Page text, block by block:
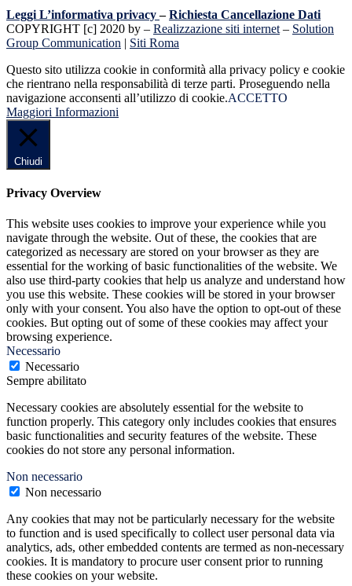
Leggi L’informativa privacy –Richiesta Cancellazione Dati
COPYRIGHT [c] 2020 by – Realizzazione siti internet – Solution
Group Communication | Siti Roma
Questo sito utilizza cookie in conformità alla privacy policy e cookie
che rientrano nella responsabilità di terze parti. Proseguendo nella
navigazione acconsenti all’utilizzo di cookie.ACCETTO
Maggiori Informazioni
Chiudi
Privacy Overview
This website uses cookies to improve your experience while you
navigate through the website. Out of these, the cookies that are
categorized as necessary are stored on your browser as they are
essential for the working of basic functionalities of the website. We
also use third-party cookies that help us analyze and understand how
you use this website. These cookies will be stored in your browser
only with your consent. You also have the option to opt-out of these
cookies. But opting out of some of these cookies may affect your
browsing experience.
Necessario
Necessario
Sempre abilitato
Necessary cookies are absolutely essential for the website to
function properly. This category only includes cookies that ensures
basic functionalities and security features of the website. These
cookies do not store any personal information.
Non necessario
Non necessario
Any cookies that may not be particularly necessary for the website
to function and is used specifically to collect user personal data via
analytics, ads, other embedded contents are termed as non-necessary
cookies. It is mandatory to procure user consent prior to running
these cookies on your website.